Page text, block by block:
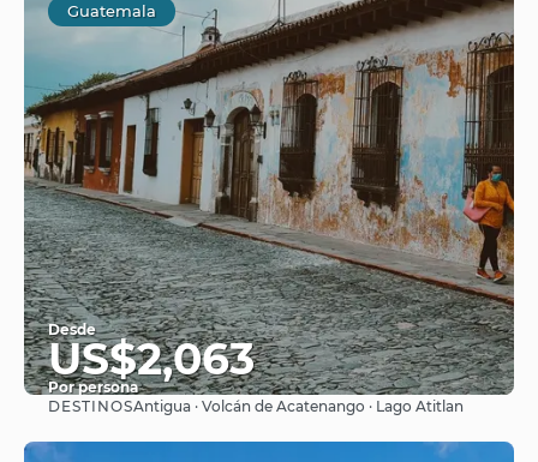
Guatemala
Desde
US$2,063
Por persona
Ver
DESTINOSAntigua · Volcán de Acatenango · Lago Atitlan